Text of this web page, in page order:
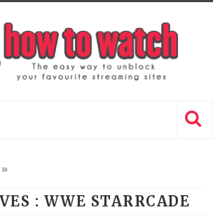
»
: WWE STARRCADE